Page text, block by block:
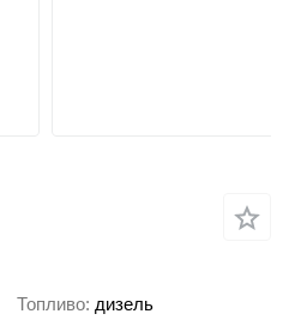
Топливо дизель